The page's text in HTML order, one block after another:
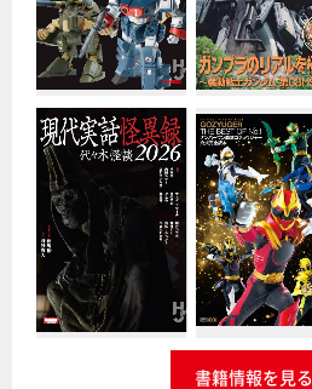
書籍情報を見る